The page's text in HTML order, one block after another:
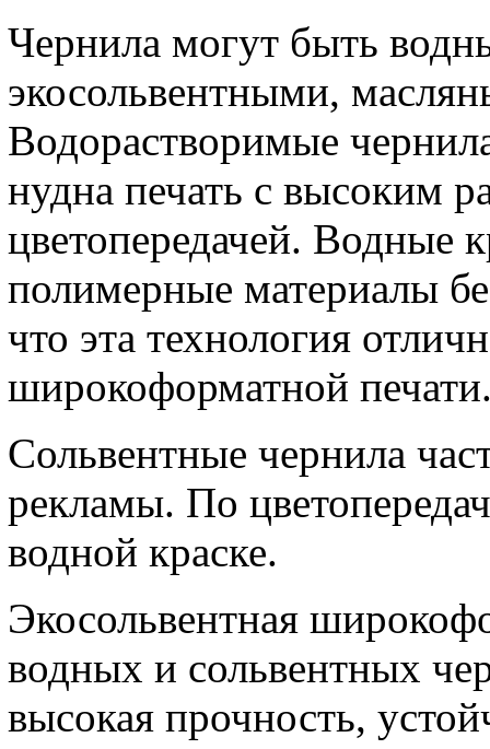
Чернила могут быть
экосольвентными,
Водорастворимые
нудна печать с высоким
цветопередачей. Водные
полимерные материалы
что эта технология
широкоформатной
Сольвентные чернила
рекламы. По
водной краске.
Экосольвентная
водных и сольвентных
высокая прочность,